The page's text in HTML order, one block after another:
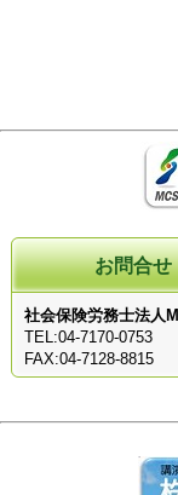
お問合せ
社会保険労務士法人
TEL:04-7170-0753
FAX:04-7128-8815